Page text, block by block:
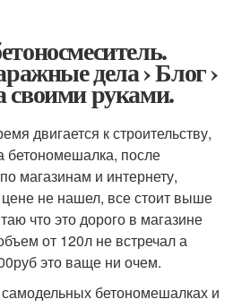
дела › Блог ›
руками.
двигается к строительству,
бетономешалка, после
магазинам и интернету,
не нашел, все стоит выше
что это дорого в магазине
от 120л не встречал а
это ваще ни очем.
бетономешалках и